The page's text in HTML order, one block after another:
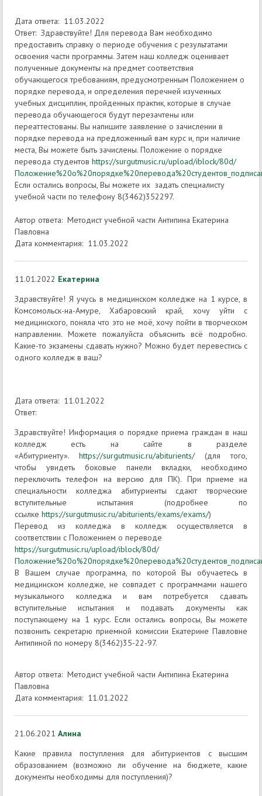
Дата ответа: 11.03.2022
Ответ: Здравствуйте! Для перевода Вам необходимо
предоставить справку о периоде обучения с результатами
освоения части программы. Затем наш колледж оценивает
полученные документы на предмет соответствия
обучающегося требованиям, предусмотренным Положением о
порядке перевода, и определения перечней изученных
учебных дисциплин, пройденных практик, которые в случае
перевода обучающегося будут перезачтены или
переаттестованы. Вы напишите заявление о зачислении в
порядке перевода на предложенный вам курс и, при наличие
места, Вы можете быть зачислены. Положение о порядке
перевода студентов https://surgutmusic.ru/upload/iblock/80d/
Если остались вопросы, Вы можете их задать специалисту
учебной части по телефону 8(3462)352297.
Автор ответа: Методист учебной части Антипина Екатерина
Павловна
Дата комментария: 11.03.2022
11.01.2022 Екатерина
Здравствуйте! Я учусь в медицинском колледже на 1 курсе, в
Комсомольск-на-Амуре, Хабаровский край, хочу уйти с
медицинского, поняла что это не моё, хочу пойти в творческом
направлении. Можете пожалуйста объяснить всё подробно.
Какие-то экзамены сдавать нужно? Можно будет перевестись с
одного колледж в ваш?
Дата ответа: 11.01.2022
Ответ:
Здравствуйте! Информация о порядке приема граждан в наш
колледж есть на сайте в разделе
«Абитуриенту». https://surgutmusic.ru/abiturients/(для того,
чтобы увидеть боковые панели вкладки, необходимо
переключить телефон на версию для ПК). При приеме на
специальности колледжа абитуриенты сдают творческие
вступительные испытания (подробнее по
ссылке https://surgutmusic.ru/abiturients/exams/exams/)
Перевод из колледжа в колледж осуществляется в
соответствии с Положением о переводе
https://surgutmusic.ru/upload/iblock/80d/
В Вашем случае программа, по которой Вы обучаетесь в
медицинском колледже, не совпадет с программами нашего
музыкального колледжа и вам потребуется сдавать
вступительные испытания и подавать документы как
поступающему на 1 курс. Если остались вопросы, Вы можете
позвонить секретарю приемной комиссии Екатерине Павловне
Антипиной по номеру 8(3462)35-22-97.
Автор ответа: Методист учебной части Антипина Екатерина
Павловна
Дата комментария: 11.01.2022
21.06.2021 Алина
Какие правила поступления для абитуриентов с высшим
образованием (возможно ли обучение на бюджете, какие
документы необходимы для поступления)?